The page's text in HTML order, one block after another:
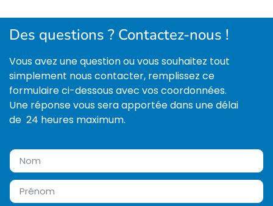
Des questions ? Contactez-nous !
Vous avez une question ou vous souhaitez tout
simplement nous contacter, remplissez ce
formulaire ci-dessous avec vos coordonnées.
Une réponse vous sera apportée dans une délai
de 24 heures maximum.